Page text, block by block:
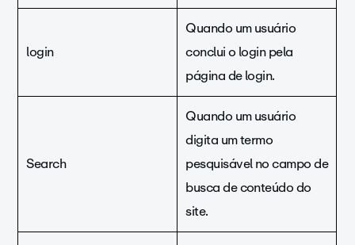
login
Quando um usuário
conclui o login pela
página de login.
Search
Quando um usuário
digita um termo
pesquisável no campo de
busca de conteúdo do
site.